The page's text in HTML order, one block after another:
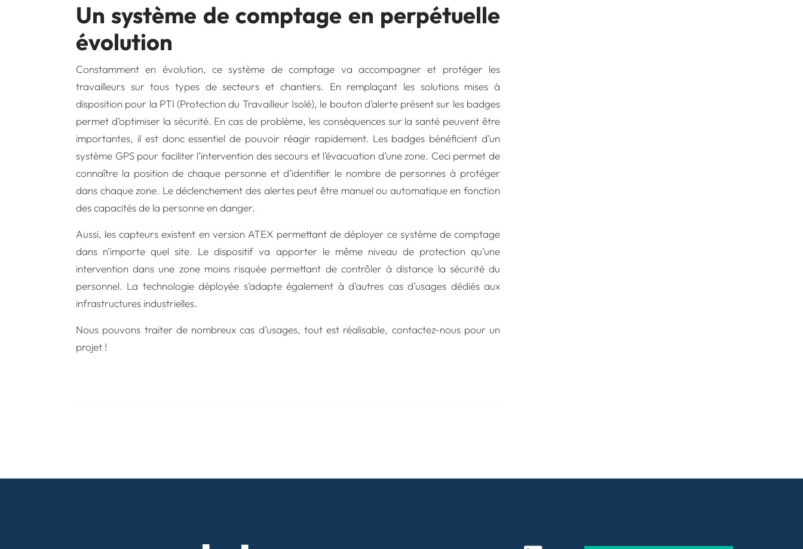
Un système de comptage en perpétuelle
évolution
Constamment en évolution, ce système de comptage va accompagner et protéger les
travailleurs sur tous types de secteurs et chantiers. En remplaçant les solutions mises à
disposition pour la PTI (Protection du Travailleur Isolé), le bouton d’alerte présent sur les badges
permet d’optimiser la sécurité. En cas de problème, les conséquences sur la santé peuvent être
importantes, il est donc essentiel de pouvoir réagir rapidement. Les badges bénéficient d’un
système GPS pour faciliter l’intervention des secours et l’évacuation d’une zone. Ceci permet de
connaître la position de chaque personne et d’identifier le nombre de personnes à protéger
dans chaque zone. Le déclenchement des alertes peut être manuel ou automatique en fonction
des capacités de la personne en danger.
Aussi, les capteurs existent en version ATEX permettant de déployer ce système de comptage
dans n’importe quel site. Le dispositif va apporter le même niveau de protection qu’une
intervention dans une zone moins risquée permettant de contrôler à distance la sécurité du
personnel. La technologie déployée s’adapte également à d’autres cas d’usages dédiés aux
infrastructures industrielles.
Nous pouvons traiter de nombreux cas d’usages, tout est réalisable, contactez-nouspour un
projet !